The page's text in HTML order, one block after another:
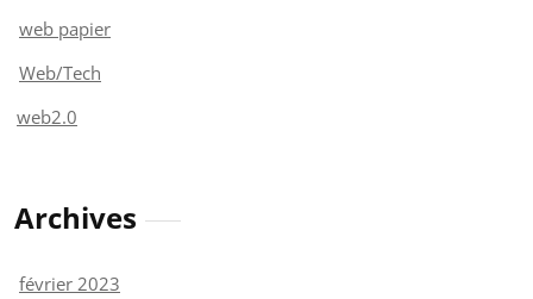
web papier
Web/Tech
web2.0
Archives
février 2023